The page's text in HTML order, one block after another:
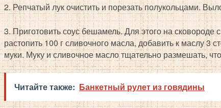
2. Репчатый лук очистить и порезать полукольцами.
3. Приготовить соус бешамель. Для этого на
растопить 100 г сливочного масла, добавить к маслу 3
муки. Муку и сливочное масло тщательно размешать,
Читайте также: Банкетный рулет из говядины